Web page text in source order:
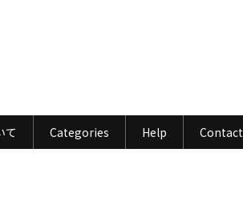
て Categories Help Contact